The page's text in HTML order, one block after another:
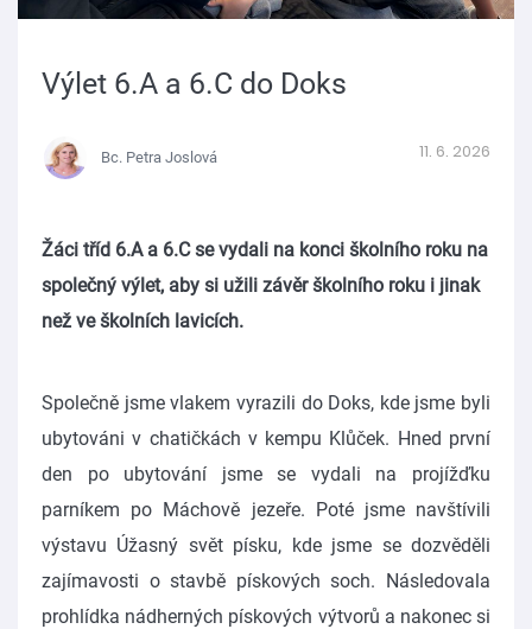
Výlet 6.A a 6.C do Doks
Bc. Petra Joslová 11. 6. 2026
Žáci tříd 6.A a 6.C se vydali na konci školního roku na
společný výlet, aby si užili závěr školního roku i jinak
než ve školních lavicích.
Společně jsme vlakem vyrazili do Doks, kde jsme byli
ubytováni v chatičkách v kempu Klůček. Hned první
den po ubytování jsme se vydali na projížďku
parníkem po Máchově jezeře. Poté jsme navštívili
výstavu Úžasný svět písku, kde jsme se dozvěděli
zajímavosti o stavbě pískových soch. Následovala
prohlídka nádherných pískových výtvorů a nakonec si